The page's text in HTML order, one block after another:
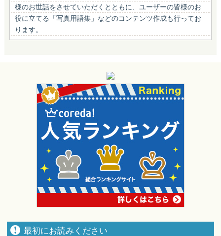
様のお世話をさせていただくとともに、ユーザーの皆様のお
役に立てる「写真用語集」などのコンテンツ作成も行ってお
ります。
最初にお読みください